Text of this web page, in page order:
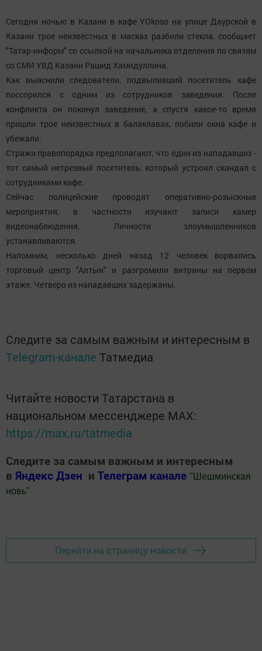
Сегодня ночью в Казани в кафе YOkoso на улице Даурской в
Казани трое неизвестных в масках разбили стекла, сообщает
"Татар-информ" со ссылкой на начальника отделения по связям
со СМИ УВД Казани Рашид Хамидуллина.
Как выяснили следователи, подвыпивший посетитель кафе
поссорился с одним из сотрудников заведения. После
конфликта он покинул заведение, а спустя какое-то время
пришли трое неизвестных в балаклавах, побили окна кафе и
убежали.
Стражи правопорядка предполагают, что один из нападавших -
тот самый нетрезвый посетитель, который устроил скандал с
сотрудниками кафе.
Сейчас полицейские проводят оперативно-розыскные
мероприятия, в частности изучают записи камер
видеонаблюдения. Личности злоумышленников
устанавливаются.
Напомним, несколько дней назад 12 человек ворвались
торговый центр "Алтын" и разгромили витрины на первом
этаже. Четверо из нападавших задержаны.
Следите за самым важным и интересным в
Telegram-канале Татмедиа
Читайте новости Татарстана в
национальном мессенджере MАХ:
https://max.ru/tatmedia
Следите за самым важным и интересным
в Яндекс Дзен и Телеграм канале " Шешминская
новь"
Перейти на страницу новости